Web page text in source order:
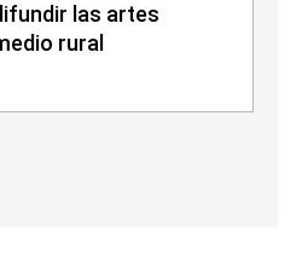
las artes
rural